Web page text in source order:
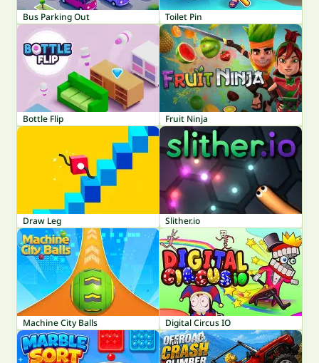
Bus Parking Out Toilet Pin
Bottle Flip Fruit Ninja
Draw Leg Slither.io
Machine City Balls Digital Circus IO